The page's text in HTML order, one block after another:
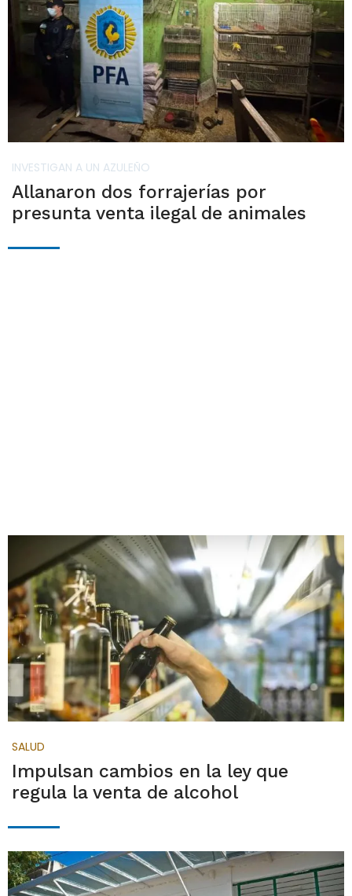
INVESTIGAN A UN AZULEÑO
Allanaron dos forrajerías por
presunta venta ilegal de animales
SALUD
Impulsan cambios en la ley que
regula la venta de alcohol